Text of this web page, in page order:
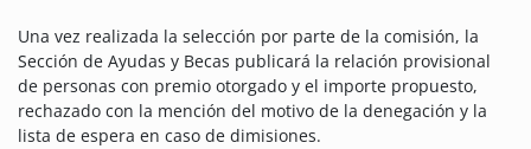
Una vez realizada la selección por parte de la comisión, la
Sección de Ayudas y Becas publicará la relación provisional
de personas con premio otorgado y el importe propuesto,
rechazado con la mención del motivo de la denegación y la
lista de espera en caso de dimisiones.